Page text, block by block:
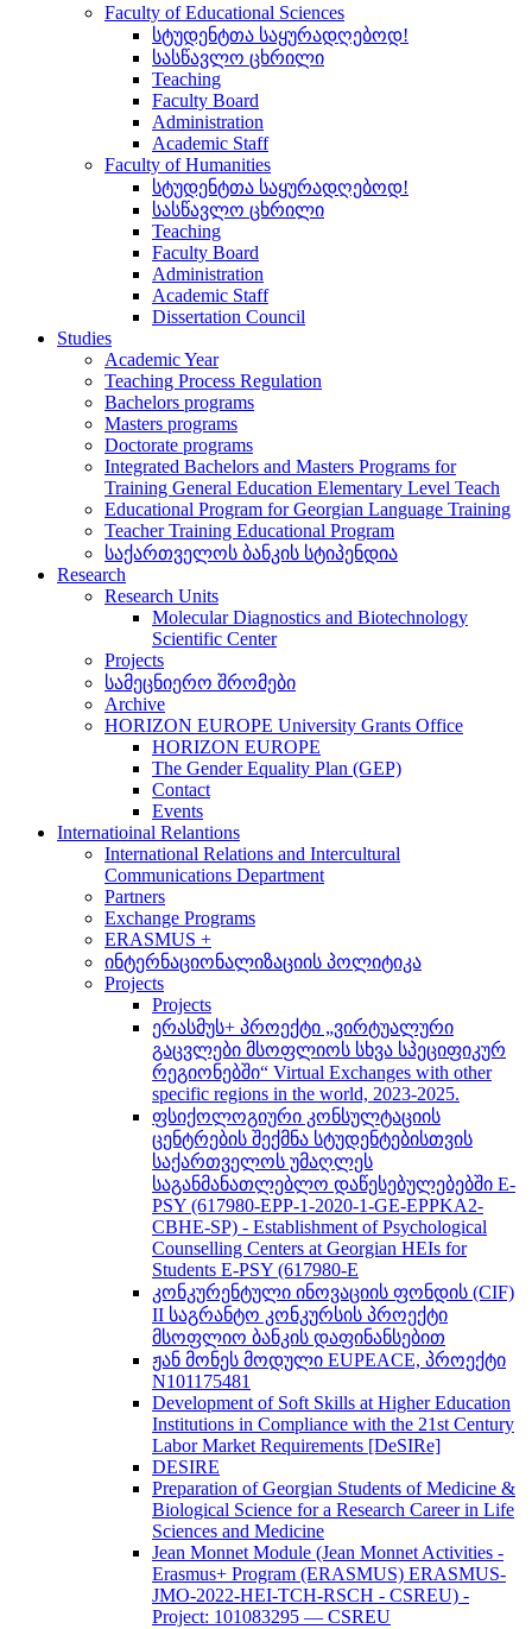
Faculty of Educational Sciences
სტუდენტთა საყურადღებოდ!
სასწავლო ცხრილი
Teaching
Faculty Board
Administration
Academic Staff
Faculty of Humanities
სტუდენტთა საყურადღებოდ!
სასწავლო ცხრილი
Teaching
Faculty Board
Administration
Academic Staff
Dissertation Council
Studies
Academic Year
Teaching Process Regulation
Bachelors programs
Masters programs
Doctorate programs
Integrated Bachelors and Masters Programs for
Training General Education Elementary Level Teach
Educational Program for Georgian Language Training
Teacher Training Educational Program
საქართველოს ბანკის სტიპენდია
Research
Research Units
Molecular Diagnostics and Biotechnology
Scientific Center
Projects
სამეცნიერო შრომები
Archive
HORIZON EUROPE University Grants Office
HORIZON EUROPE
The Gender Equality Plan (GEP)
Contact
Events
Internatioinal Relantions
International Relations and Intercultural
Communications Department
Partners
Exchange Programs
ERASMUS +
ინტერნაციონალიზაციის პოლიტიკა
Projects
Projects
ერასმუს+ პროექტი „ვირტუალური
გაცვლები მსოფლიოს სხვა სპეციფიკურ
რეგიონებში“ Virtual Exchanges with other
specific regions in the world, 2023-2025.
ფსიქოლოგიური კონსულტაციის
ცენტრების შექმნა სტუდენტებისთვის
საქართველოს უმაღლეს
საგანმანათლებლო დაწესებულებებში E-
PSY (617980-EPP-1-2020-1-GE-EPPKA2-
CBHE-SP) - Establishment of Psychological
Counselling Centers at Georgian HEIs for
Students E-PSY (617980-E
კონკურენტული ინოვაციის ფონდის (CIF)
II საგრანტო კონკურსის პროექტი
მსოფლიო ბანკის დაფინანსებით
ჟან მონეს მოდული EUPEACE, პროექტი
N101175481
Development of Soft Skills at Higher Education
Institutions in Compliance with the 21st Century
Labor Market Requirements [DeSIRe]
DESIRE
Preparation of Georgian Students of Medicine &
Biological Science for a Research Career in Life
Sciences and Medicine
Jean Monnet Module (Jean Monnet Activities -
Erasmus+ Program (ERASMUS) ERASMUS-
JMO-2022-HEI-TCH-RSCH - CSREU) -
Project: 101083295 — CSREU